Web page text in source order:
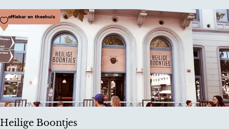
a
m
p
i
n
g
i
n
k
e
l
c
a
f
Heilige Boontjes
Koffiebar en theehuis
Voeg toe als favoriet